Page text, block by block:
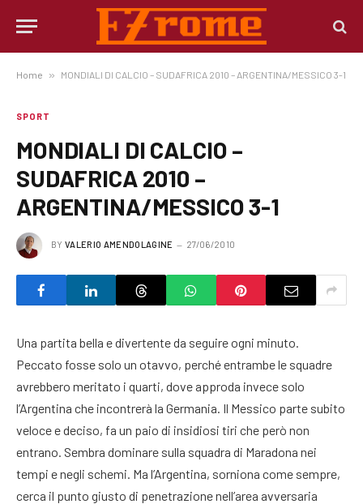
Home » MONDIALI DI CALCIO – SUDAFRICA 2010 – ARGENTINA/MESSICO 3-1
SPORT
MONDIALI DI CALCIO –
SUDAFRICA 2010 –
ARGENTINA/MESSICO 3-1
BY VALERIO AMENDOLAGINE 27/06/2010
Una partita bella e divertente da seguire ogni minuto.
Peccato fosse solo un otavvo, perché entrambe le squadre
avrebbero meritato i quarti, dove approda invece solo
l’Argentina che incontrerà la Germania. Il Messico parte subito
veloce e deciso, fa un paio di insidiosi tiri che però non
entrano. Sembra dominare sulla squadra di Maradona nei
tempi e negli schemi. Ma l’Argentina, sorniona come sempre,
cerca il punto giusto di penetrazione nell’area avversaria